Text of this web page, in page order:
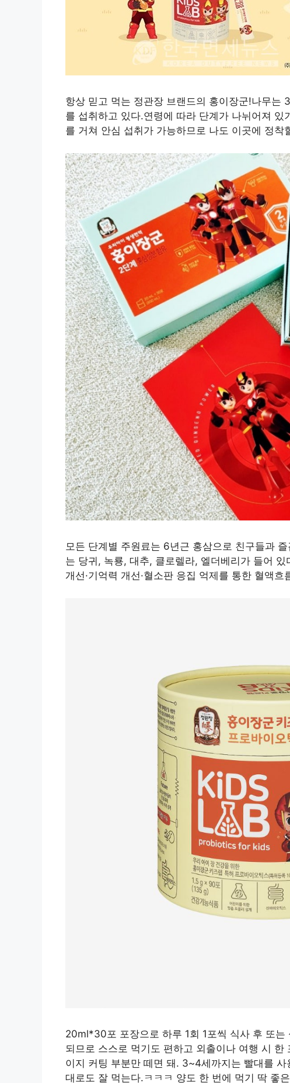
항상 믿고 먹는 정관장 브랜드의 홍이장군!나무는
를 섭취하고 있다.연령에 따라 단계가 나뉘어져
를 거쳐 안심 섭취가 가능하므로 나도 이곳에 정착
모든 단계별 주원료는 6년근 홍삼으로 친구들과
는 당귀, 녹룡, 대추, 클로렐라, 엘더베리가 들어
개선·기억력 개선·혈소판 응집 억제를 통한 혈액흐
20ml*30포 포장으로 하루 1회 1포씩 식사 후 또
되므로 스스로 먹기도 편하고 외출이나 여행 시
이지 커팅 부분만 떼면 돼. 3~4세까지는 빨대를
대로도 잘 먹는다.ㅋㅋㅋ 양도 한 번에 먹기 딱 좋